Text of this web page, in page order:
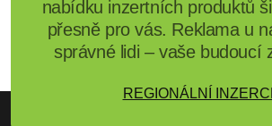
nabídku inzertních produktů
přesně pro vás. Reklama u
správné lidi – vaše budoucí
REGIONÁLNÍ